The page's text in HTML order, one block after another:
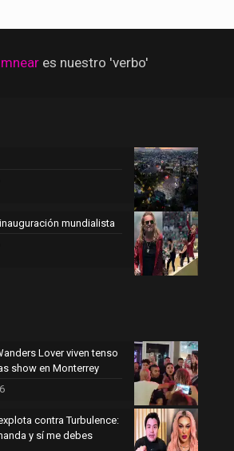
es nuestro 'verbo'
mundialista
Lover viven tenso
show en Monterrey
contra Turbulence:
y sí me debes